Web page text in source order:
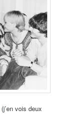
(j’en vois deux